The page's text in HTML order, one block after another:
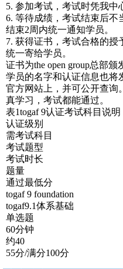
5. 参加考试，考试时凭我中
6. 等待成绩，考试结束后
结束2周内统一通知学员。
7. 获得证书，考试合格的
统一寄给学员。
证书为the open group总部
学员的名字和认证信息也将
官方网站上，并可公开查询
真学习，考试都能通过。
表1togaf 9认证考试科目说明
认证级别
需考试科目
考试题型
考试时长
题量
通过最低分
togaf 9 foundation
togaf9.1体系基础
单选题
60分钟
约40
55分/满分100分